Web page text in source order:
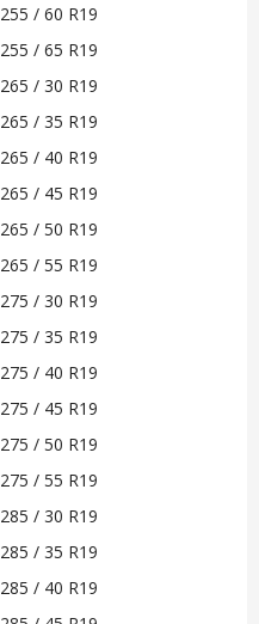
255 / 60 R19
255 / 65 R19
265 / 30 R19
265 / 35 R19
265 / 40 R19
265 / 45 R19
265 / 50 R19
265 / 55 R19
275 / 30 R19
275 / 35 R19
275 / 40 R19
275 / 45 R19
275 / 50 R19
275 / 55 R19
285 / 30 R19
285 / 35 R19
285 / 40 R19